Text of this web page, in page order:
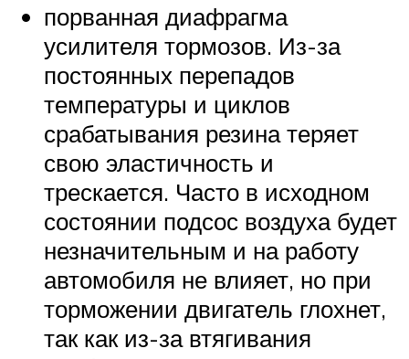
порванная диафрагма
усилителя тормозов. Из-за
постоянных перепадов
температуры и циклов
срабатывания резина теряет
свою эластичность и
трескается. Часто в исходном
состоянии подсос воздуха будет
незначительным и на работу
автомобиля не влияет, но при
торможении двигатель глохнет,
так как из-за втягивания